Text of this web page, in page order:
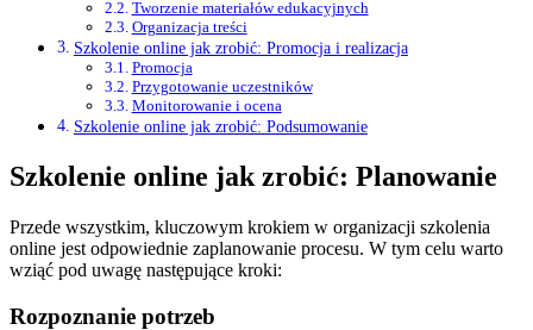
Tworzenie materiałów edukacyjnych
Organizacja treści
Szkolenie online jak zrobić: Promocja i realizacja
Promocja
Przygotowanie uczestników
Monitorowanie i ocena
Szkolenie online jak zrobić: Podsumowanie
Szkolenie online jak zrobić: Planowanie
Przede wszystkim, kluczowym krokiem w organizacji szkolenia
online jest odpowiednie zaplanowanie procesu. W tym celu warto
wziąć pod uwagę następujące kroki:
Rozpoznanie potrzeb